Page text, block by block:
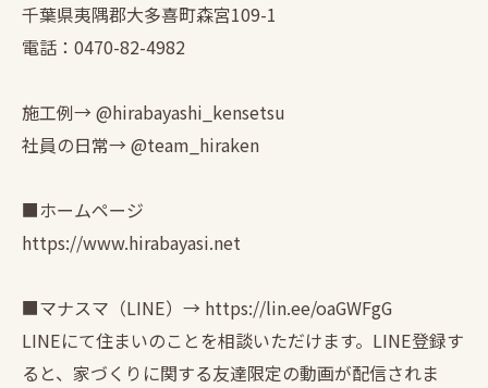
千葉県夷隅郡大多喜町森宮109-1
電話：0470-82-4982
施工例→ @hirabayashi_kensetsu
社員の日常→ @team_hiraken
■ホームページ
https://www.hirabayasi.net
■マナスマ（LINE）→ https://lin.ee/oaGWFgG
LINEにて住まいのことを相談いただけます。LINE登録す
ると、家づくりに関する友達限定の動画が配信されま